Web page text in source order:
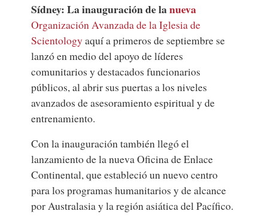
Sídney: La inauguración de lanueva
Organización Avanzada de la Iglesia de
Scientologyaquí a primeros de septiembre se
lanzó en medio del apoyo de líderes
comunitarios y destacados funcionarios
públicos, al abrir sus puertas a los niveles
avanzados de asesoramiento espiritual y de
entrenamiento.
Con la inauguración también llegó el
lanzamiento de la nueva Oficina de Enlace
Continental, que estableció un nuevo centro
para los programas humanitarios y de alcance
por Australasia y la región asiática del Pacífico.